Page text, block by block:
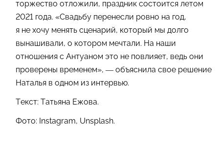
торжество отложили, праздник состоится летом
2021 года. «Свадьбу перенесли ровно на год,
я не хочу менять сценарий, который мы долго
вынашивали, о котором мечтали. На наши
отношения с Антуаном это не повлияет, ведь они
проверены временем», — объяснила свое решение
Наталья в одном из интервью.
Текст: Татьяна Ежова.
Фото: Instagram, Unsplash.